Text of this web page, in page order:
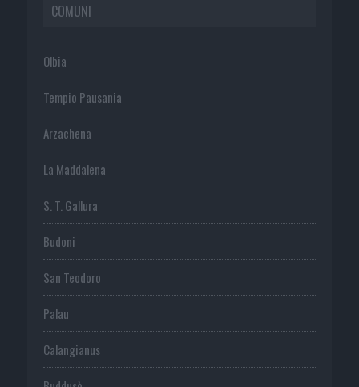
COMUNI
Olbia
Tempio Pausania
Arzachena
La Maddalena
S. T. Gallura
Budoni
San Teodoro
Palau
Calangianus